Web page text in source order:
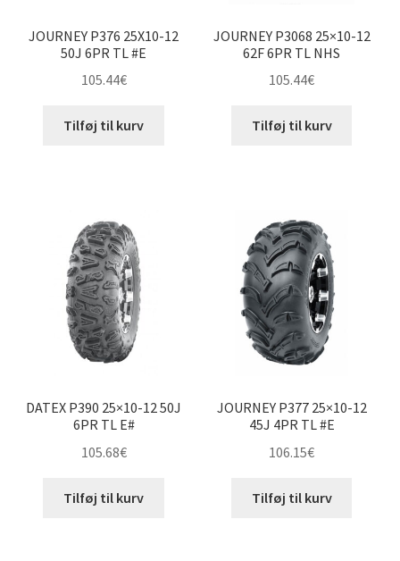
27×12-12″
28×10-12″
205/80-12″
205/90-12″
230/80-12″
235/30-12″
255/65-12″
255/70-12″
JOURNEY P376 25X10-12
50J 6PR TL #E
105.44€
Tilføj til kurv
JOURNEY P3068 25×10-12
62F 6PR TL NHS
105.44€
Tilføj til kurv
DATEX P390 25×10-12 50J
6PR TL E#
105.68€
Tilføj til kurv
JOURNEY P377 25×10-12
45J 4PR TL #E
106.15€
Tilføj til kurv